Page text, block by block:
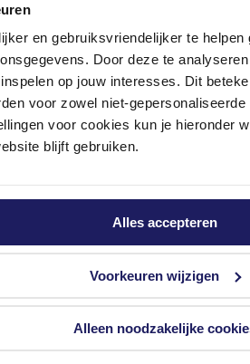
en gebruiksvriendelijker te
Door deze te
op jouw interesses. Dit
voor zowel niet-
voor cookies kun je hieronder
blijft gebruiken.
Alles accepteren
Voorkeuren wijzigen
Alleen noodzakelijke
0572 328 120
deals in je inbox
Meld je aan